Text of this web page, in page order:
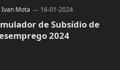
Ivan Mota 16-01-2024
de Subsídio de
2024